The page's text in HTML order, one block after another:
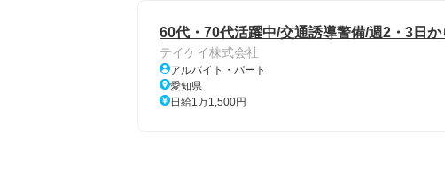
60代・70代活躍中/交通誘導警備/週2・3日
テイケイ株式会社
アルバイト・パート
愛知県
日給1万1,500円